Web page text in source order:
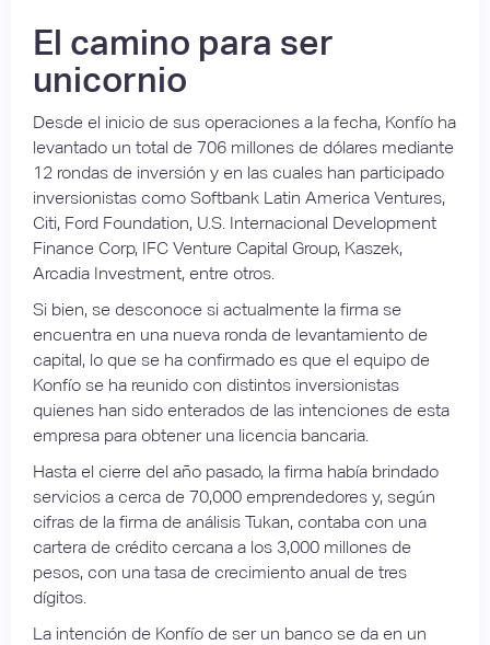
El camino para ser
unicornio
Desde el inicio de sus operaciones a la fecha, Konfío ha
levantado un total de 706 millones de dólares mediante
12 rondas de inversión y en las cuales han participado
inversionistas como Softbank Latin America Ventures,
Citi, Ford Foundation, U.S. Internacional Development
Finance Corp, IFC Venture Capital Group, Kaszek,
Arcadia Investment, entre otros.
Si bien, se desconoce si actualmente la firma se
encuentra en una nueva ronda de levantamiento de
capital, lo que se ha confirmado es que el equipo de
Konfío se ha reunido con distintos inversionistas
quienes han sido enterados de las intenciones de esta
empresa para obtener una licencia bancaria.
Hasta el cierre del año pasado, la firma había brindado
servicios a cerca de 70,000 emprendedores y, según
cifras de la firma de análisis Tukan, contaba con una
cartera de crédito cercana a los 3,000 millones de
pesos, con una tasa de crecimiento anual de tres
dígitos.
La intención de Konfío de ser un banco se da en un